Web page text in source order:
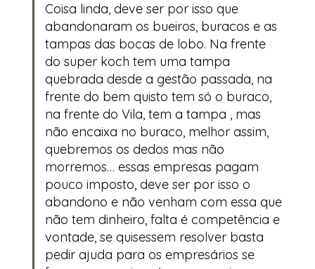
Coisa linda, deve ser por isso que
abandonaram os bueiros, buracos e as
tampas das bocas de lobo. Na frente
do super koch tem uma tampa
quebrada desde a gestão passada, na
frente do bem quisto tem só o buraco,
na frente do Vila, tem a tampa , mas
não encaixa no buraco, melhor assim,
quebremos os dedos mas não
morremos… essas empresas pagam
pouco imposto, deve ser por isso o
abandono e não venham com essa que
não tem dinheiro, falta é competência e
vontade, se quisessem resolver basta
pedir ajuda para os empresários se